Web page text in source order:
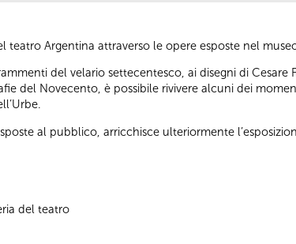
teatro Argentina attraverso le opere esposte nel
del velario settecentesco, ai disegni di Cesare
del Novecento, è possibile rivivere alcuni dei
al pubblico, arricchisce ulteriormente
del teatro